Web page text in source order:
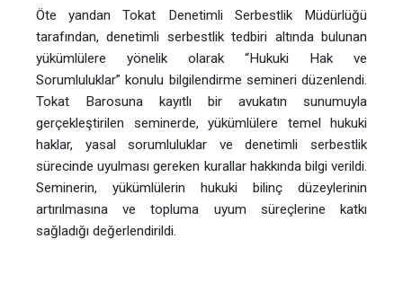
Öte yandan Tokat Denetimli Serbestlik Müdürlüğü
tarafından, denetimli serbestlik tedbiri altında bulunan
yükümlülere yönelik olarak “Hukuki Hak ve
Sorumluluklar” konulu bilgilendirme semineri düzenlendi.
Tokat Barosuna kayıtlı bir avukatın sunumuyla
gerçekleştirilen seminerde, yükümlülere temel hukuki
haklar, yasal sorumluluklar ve denetimli serbestlik
sürecinde uyulması gereken kurallar hakkında bilgi verildi.
Seminerin, yükümlülerin hukuki bilinç düzeylerinin
artırılmasına ve topluma uyum süreçlerine katkı
sağladığı değerlendirildi.